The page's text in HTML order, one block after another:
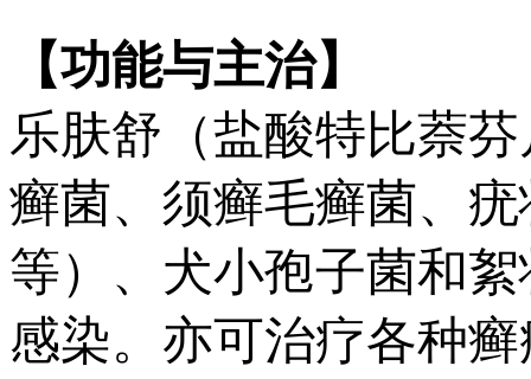
【功能与主治】
乐肤舒（盐酸特比萘
癣菌、须癣毛癣菌、
等）、犬小孢子菌和
感染。亦可治疗各种